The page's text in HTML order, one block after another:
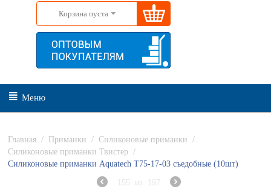
Корзина пуста
Меню
Главная / Приманки / Силиконовые приманки
/
Силиконовые приманки Твистер /
Силиконовые приманки Aquatech Т75-17-03 съедобные (10шт)
155 из 197